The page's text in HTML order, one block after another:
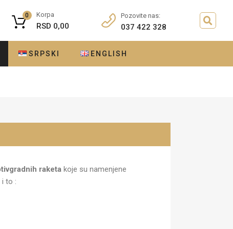
Korpa
RSD 0,00
0 Pozovite nas:
037 422 328
SRPSKI ENGLISH
raketa koje su namenjene
i to :